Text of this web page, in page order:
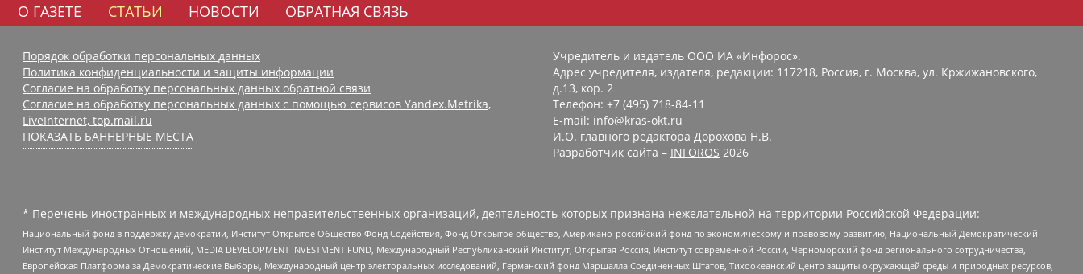
О ГАЗЕТЕ СТАТЬИ НОВОСТИ ОБРАТНАЯ СВЯЗЬ
Порядок обработки персональных данных
Политика конфиденциальности и защиты информации
Согласие на обработку персональных данных обратной связи
Согласие на обработку персональных данных с помощью сервисов Yandex.Metrika,
LiveInternet, top.mail.ru
ПОКАЗАТЬ БАННЕРНЫЕ МЕСТА
Учредитель и издатель ООО ИА «Инфорос».
Адрес учредителя, издателя, редакции: 117218, Россия, г. Москва, ул. Кржижановского,
д.13, кор. 2
Телефон: +7 (495) 718-84-11
E-mail: info@kras-okt.ru
И.О. главного редактора Дорохова Н.В.
Разработчик сайта – INFOROS 2026
* Перечень иностранных и международных неправительственных организаций, деятельность которых признана нежелательной на территории Российской Федерации:
Национальный фонд в поддержку демократии, Институт Открытое Общество Фонд Содействия, Фонд Открытое общество, Американо-российский фонд по экономическому и правовому развитию, Национальный Демократический
Институт Международных Отношений, MEDIA DEVELOPMENT INVESTMENT FUND, Международный Республиканский Институт, Открытая Россия, Институт современной России, Черноморский фонд регионального сотрудничества,
Европейская Платформа за Демократические Выборы, Международный центр электоральных исследований, Германский фонд Маршалла Соединенных Штатов, Тихоокеанский центр защиты окружающей среды и природных ресурсов,